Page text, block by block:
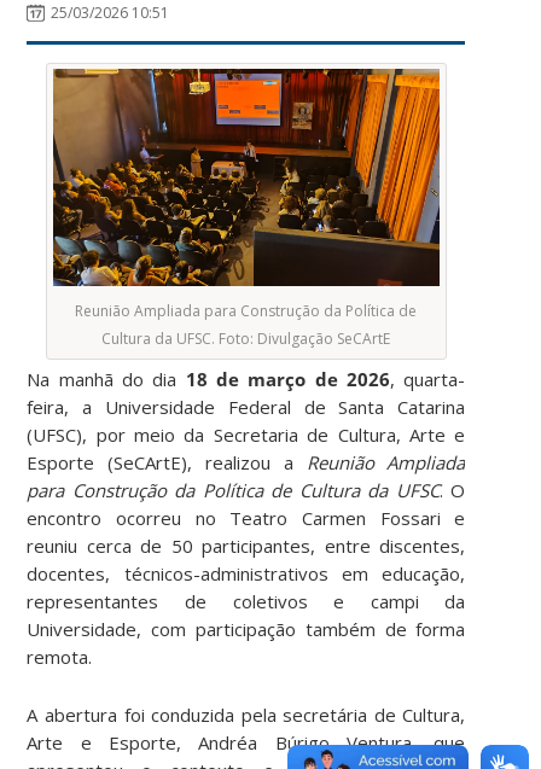
25/03/2026 10:51
Reunião Ampliada para Construção da Política de
Cultura da UFSC. Foto: Divulgação SeCArtE
Na manhã do dia 18 de março de 2026, quarta-
feira, a Universidade Federal de Santa Catarina
(UFSC), por meio da Secretaria de Cultura, Arte e
Esporte (SeCArtE), realizou a Reunião Ampliada
para Construção da Política de Cultura da UFSC. O
encontro ocorreu no Teatro Carmen Fossari e
reuniu cerca de 50 participantes, entre discentes,
docentes, técnicos-administrativos em educação,
representantes de coletivos e campi da
Universidade, com participação também de forma
remota.
A abertura foi conduzida pela secretária de Cultura,
Arte e Esporte, Andréa Búrigo Ventura, que